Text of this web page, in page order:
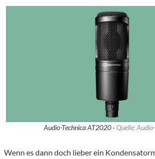
Audio-Technica AT2020 · Quelle:
Wenn es dann doch lieber ein